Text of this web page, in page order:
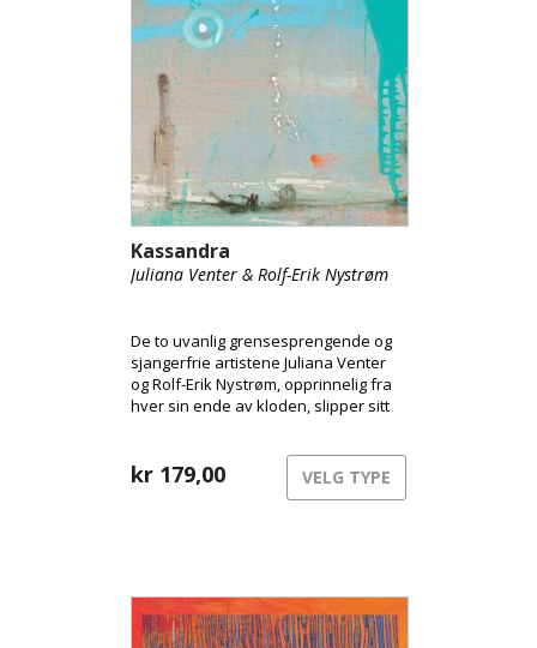
Kassandra
Juliana Venter & Rolf-Erik Nystrøm
De to uvanlig grensesprengende og
sjangerfrie artistene Juliana Venter
og Rolf-Erik Nystrøm, opprinnelig fra
hver sin ende av kloden, slipper sitt
inn i sitt unike musikalske univers og
presenterer oss for sitt mangeårige
kr 179,00 VELG TYPE